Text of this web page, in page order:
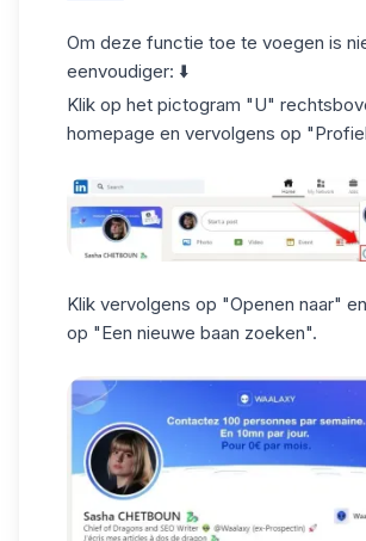
Om deze functie toe te voegen is
eenvoudiger: ⬇️
Klik op het pictogram "U"
homepage en vervolgens op
Klik vervolgens op "Openen naar"
op "Een nieuwe baan zoeken".